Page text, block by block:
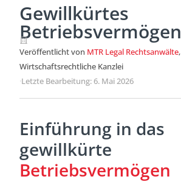
Gewillkürtes
Betriebsvermögen
Veröffentlicht von MTR Legal Rechtsanwälte,
Wirtschaftsrechtliche Kanzlei
·Letzte Bearbeitung: 6. Mai 2026
Einführung in das
gewillkürte
Betriebsvermögen